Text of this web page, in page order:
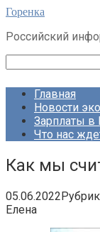
Перейти
контенту
Горенка
Российский
Главная
Новости
Зарплаты в
Что нас
Как мы
05.06.2022
Елена